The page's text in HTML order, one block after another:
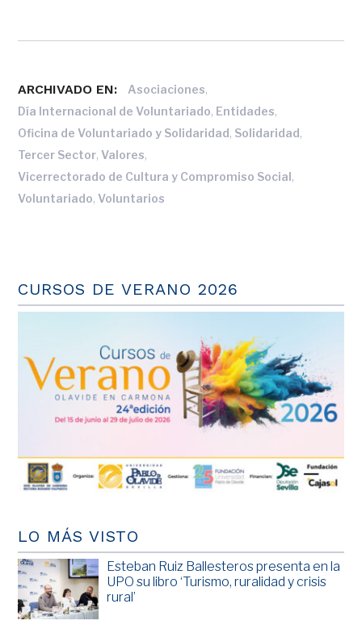
ARCHIVADO EN: Asociaciones,
Día Internacional de Voluntariado, Entidades,
Oficina de Voluntariado y Solidaridad, Solidaridad,
Tercer Sector,Valores,
Vicerrectorado de Cultura y Compromiso Social,
Voluntariado,Voluntarios
CURSOS DE VERANO 2026
LO MÁS VISTO
Esteban Ruiz Ballesteros presenta en la
UPO su libro ‘Turismo, ruralidad y crisis
rural’